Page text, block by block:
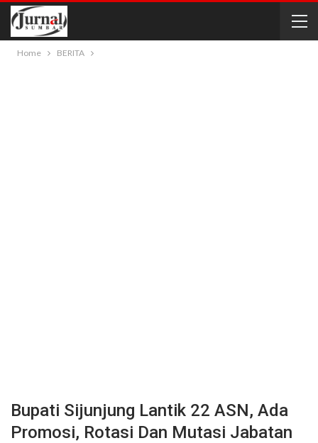
Home BERITA
Bupati Sijunjung Lantik 22 ASN, Ada
Promosi, Rotasi Dan Mutasi Jabatan